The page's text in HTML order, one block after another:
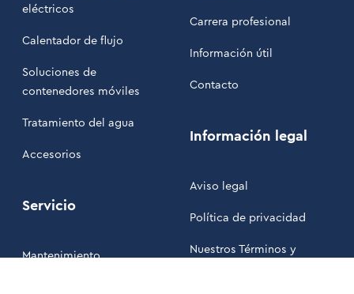
eléctricos
Calentador de flujo
Soluciones de
contenedores móviles
Tratamiento del agua
Accesorios
Servicio
Mantenimiento
Carrera profesional
Información útil
Contacto
Información legal
Aviso legal
Política de privacidad
Nuestros Términos y